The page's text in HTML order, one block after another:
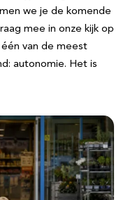
we je de komende
mee in onze kijk op
van de meest
autonomie. Het is